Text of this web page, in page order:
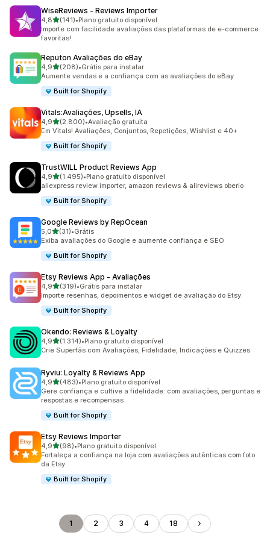
WiseReviews ‑ Reviews Importer
4,8de 5 estrelas
(141)
141 avaliações ao todo
•Plano gratuito disponível
Importe com facilidade avaliações das plataformas de e-commerce
favoritas!
Reputon Avaliações do eBay
4,9de 5 estrelas
(208)
208 avaliações ao todo
•Grátis para instalar
Aumente vendas e a confiança com as avaliações do eBay
Built for Shopify
Vitals:Avaliações, Upsells, IA
4,9de 5 estrelas
(2.800)
2800 avaliações ao todo
•Avaliação gratuita
Em Vitals! Avaliações, Conjuntos, Repetições, Wishlist e 40+
Built for Shopify
TrustWILL Product Reviews App
4,9de 5 estrelas
(1.495)
1495 avaliações ao todo
•Plano gratuito disponível
aliexpress review importer, amazon reviews & alireviews oberlo
Built for Shopify
Google Reviews by RepOcean
5,0de 5 estrelas
(31)
31 avaliações ao todo
•Grátis
Exiba avaliações do Google e aumente confiança e SEO
Built for Shopify
Etsy Reviews App ‑ Avaliações
4,9de 5 estrelas
(319)
319 avaliações ao todo
•Grátis para instalar
Importe resenhas, depoimentos e widget de avaliação do Etsy.
Built for Shopify
Okendo: Reviews & Loyalty
4,9de 5 estrelas
(1.314)
1314 avaliações ao todo
•Plano gratuito disponível
Crie Superfãs com Avaliações, Fidelidade, Indicações e Quizzes
Ryviu: Loyalty & Reviews App
4,9de 5 estrelas
(483)
483 avaliações ao todo
•Plano gratuito disponível
Gere confiança e cultive a fidelidade: com avaliações, perguntas e
respostas e recompensas
Built for Shopify
Etsy Reviews Importer
4,9de 5 estrelas
(98)
98 avaliações ao todo
•Plano gratuito disponível
Fortaleça a confiança na loja com avaliações autênticas com foto
da Etsy
Built for Shopify
1 2 3 4 18